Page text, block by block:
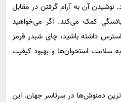
نوشیدن آن به آرام گرفتن در مقابل
کمک می‌کند. اگر می‌خواهید
داشته باشید، چای شبدر قرمز
سلامت استخوان‌ها و بهبود کیفیت
دمنوش‌ها در سرتاسر جهان. این